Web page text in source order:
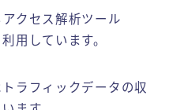
クセス解析ツール
用しています。
ラフィックデータの収